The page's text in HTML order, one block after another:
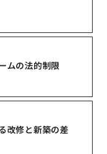
ムの法的制限
改修と新築の差